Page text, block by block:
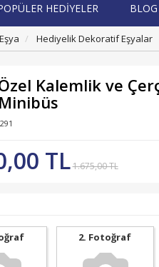
HEDİYELER BLOG
Hediyelik Dekoratif Eşyalar
Kalemlik ve
TL1.675,00 TL
2. Fotoğraf